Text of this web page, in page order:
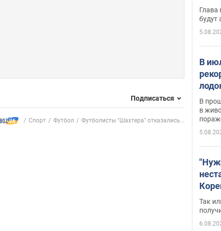
Подписаться
Спорт Футбол Футболисты "Шахтера" отказались...
Глава
будут
В
В
в
Так